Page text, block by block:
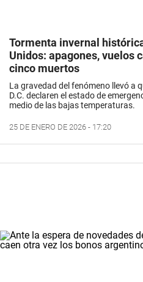
Tormenta invernal
Unidos: apagones, vuelos
cinco muertos
La gravedad del fenómeno llevó a
D.C. declaren el estado de
medio de las bajas temperaturas.
25 DE ENERO DE 2026 - 17:20